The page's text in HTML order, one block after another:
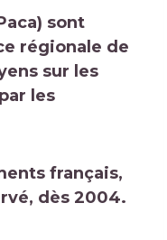
sont
régionale de
sur les
les
français,
dès 2004.